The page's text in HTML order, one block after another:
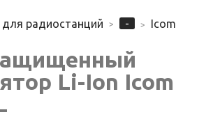
для радиостанций - Icom
Li-Ion Icom